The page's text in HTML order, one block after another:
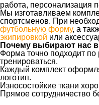
работа, персонализация
Мы изготавливаем
спортсменов. При
футбольную форму, а
экипировкой или
Почему выбирают нас
Форма точно подходит по
тренироваться.
Каждый комплект
логотип.
Износостойкие ткани
Прямое сотрудничество